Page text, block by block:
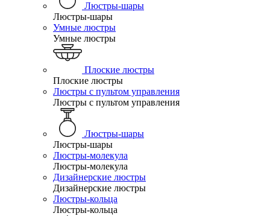
Люстры-шары
Люстры-шары
Умные люстры
Умные люстры
Плоские люстры
Плоские люстры
Люстры с пультом управления
Люстры с пультом управления
Люстры-шары
Люстры-шары
Люстры-молекула
Люстры-молекула
Дизайнерские люстры
Дизайнерские люстры
Люстры-кольца
Люстры-кольца